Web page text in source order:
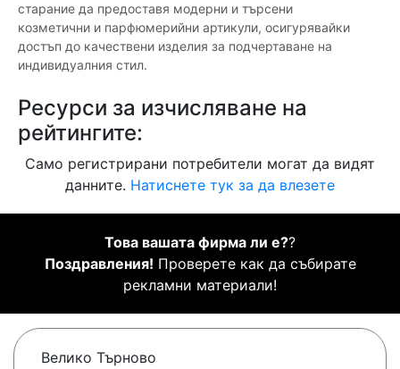
старание да предоставя модерни и търсени
козметични и парфюмерийни артикули, осигурявайки
достъп до качествени изделия за подчертаване на
индивидуалния стил.
Ресурси за изчисляване на
рейтингите:
Само регистрирани потребители могат да видят
данните. Натиснете тук за да влезете
Това вашата фирма ли е??
Поздравления! Проверете как да събирате
рекламни материали!
Велико Търново